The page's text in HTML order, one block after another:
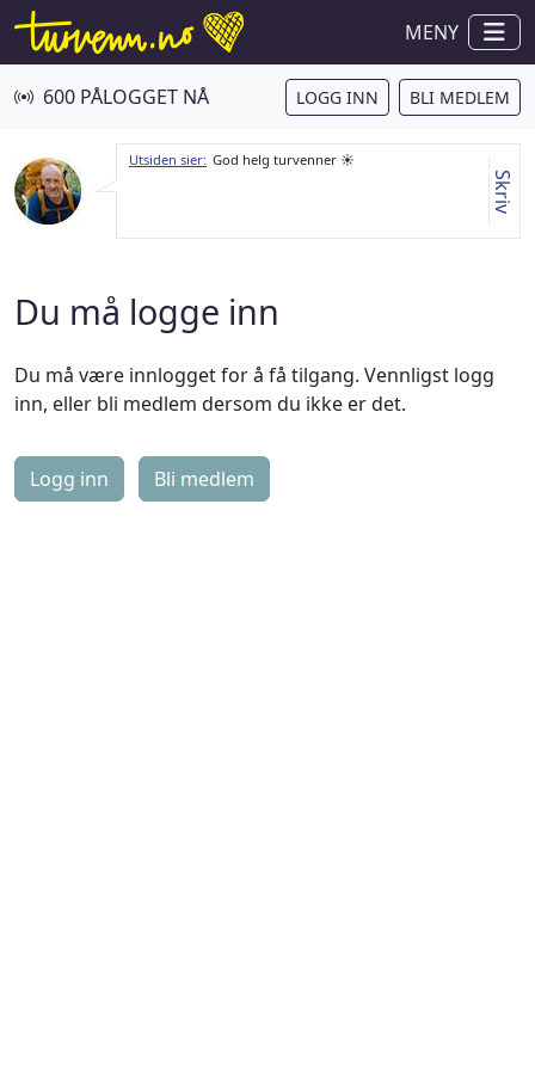
MENY
600 PÅLOGGET NÅ LOGG INN BLI MEDLEM
Utsiden sier: God helg turvenner ☀️
Skriv
Du må logge inn
Du må være innlogget for å få tilgang. Vennligst logg
inn, eller bli medlem dersom du ikke er det.
Logg inn